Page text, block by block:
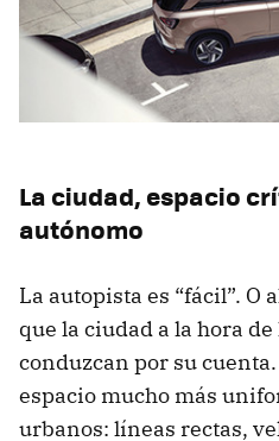
La ciudad, espacio
autónomo
La autopista es “fácil”. O
que la ciudad a la hora
conduzcan por su
espacio mucho más
urbanos: líneas rectas,